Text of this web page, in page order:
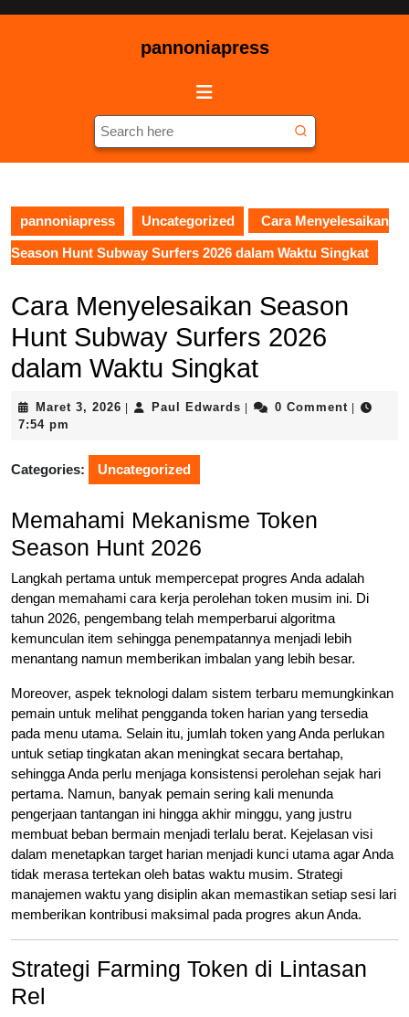
pannoniapress
Search
for:
pannoniapress Uncategorized Cara Menyelesaikan
Season Hunt Subway Surfers 2026 dalam Waktu Singkat
Cara Menyelesaikan Season
Hunt Subway Surfers 2026
dalam Waktu Singkat
Maret 3, 2026 MaretPaul Edwards Paul 0 Comment
7:54 pm
Categories: Uncategorized
Memahami Mekanisme Token
Season Hunt 2026
Langkah pertama untuk mempercepat progres Anda adalah
dengan memahami cara kerja perolehan token musim ini. Di
tahun 2026, pengembang telah memperbarui algoritma
kemunculan item sehingga penempatannya menjadi lebih
menantang namun memberikan imbalan yang lebih besar.
Moreover, aspek teknologi dalam sistem terbaru memungkinkan
pemain untuk melihat pengganda token harian yang tersedia
pada menu utama. Selain itu, jumlah token yang Anda perlukan
untuk setiap tingkatan akan meningkat secara bertahap,
sehingga Anda perlu menjaga konsistensi perolehan sejak hari
pertama. Namun, banyak pemain sering kali menunda
pengerjaan tantangan ini hingga akhir minggu, yang justru
membuat beban bermain menjadi terlalu berat. Kejelasan visi
dalam menetapkan target harian menjadi kunci utama agar Anda
tidak merasa tertekan oleh batas waktu musim. Strategi
manajemen waktu yang disiplin akan memastikan setiap sesi lari
memberikan kontribusi maksimal pada progres akun Anda.
Strategi Farming Token di Lintasan
Rel